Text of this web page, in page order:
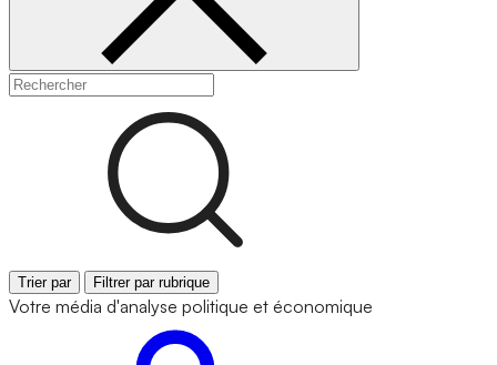
Trier par Filtrer par rubrique
Votre média d'analyse politique et économique